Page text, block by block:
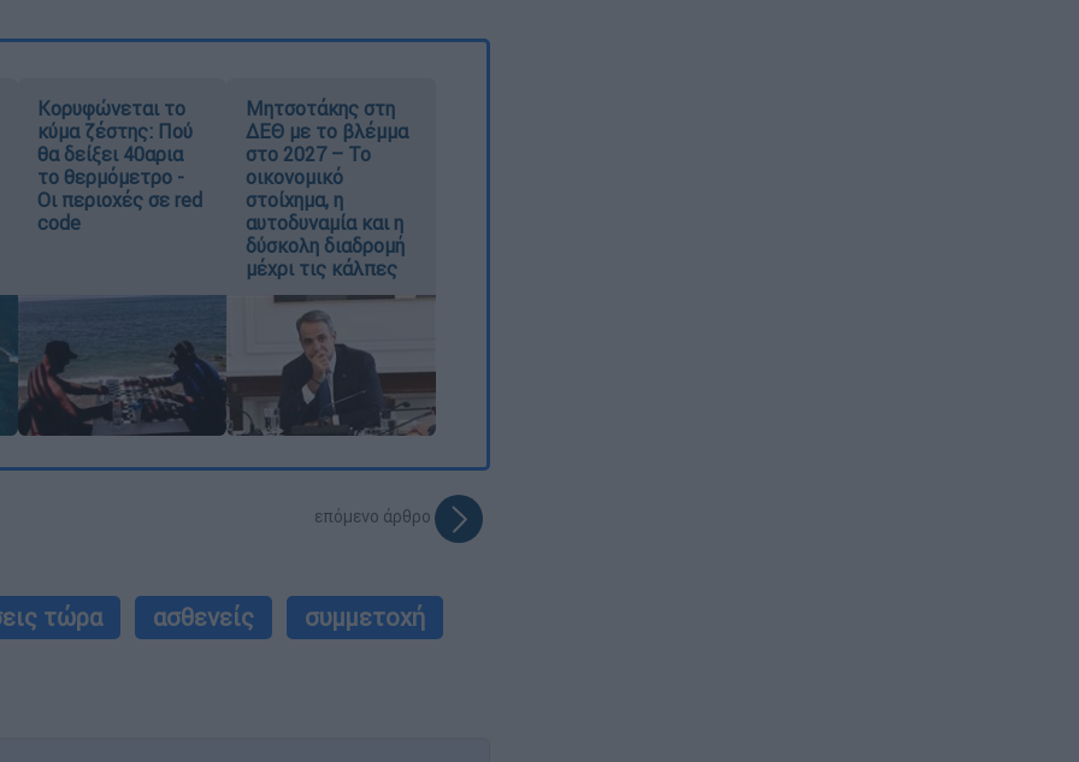
Κορυφώνεται το
κύμα ζέστης: Πού
θα δείξει 40αρια
το θερμόμετρο -
Οι περιοχές σε red
code
Μητσοτάκης στη
ΔΕΘ με το βλέμμα
στο 2027 – Το
οικονομικό
στοίχημα, η
αυτοδυναμία και η
δύσκολη διαδρομή
μέχρι τις κάλπες
επόμενο άρθρο
τώρα ασθενείς
συμμετοχή